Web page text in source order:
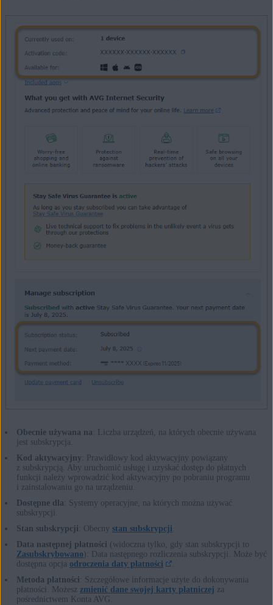
Obecnie używana na : Liczba urządzeń, na których obecnie używana
jest subskrypcja.
Kod aktywacyjny : Prawidłowy kod aktywacyjny powiązany
z subskrypcją. Aby uruchomić usługę i uzyskać dostęp do płatnych
funkcji należy wprowadzić kod aktywacyjny po pobraniu programu
i zainstalowaniu go na urządzeniu.
Dostępne dla : Systemy operacyjne, na których można używać
subskrypcji.
Stan subskrypcji : Obecny stan subskrypcji.
Data następnej płatności (widoczna tylko, gdy stan subskrypcji to
Zasubskrybowano ): Data następnego rozliczenia subskrypcji. Może być
dostępna opcja odroczenia daty płatności
.
Metoda płatności : Szczegółowe informacje użyte do dokonywania
płatności. Możesz zmienić dane swojej karty płatniczej za
pośrednictwem Konta AVG.